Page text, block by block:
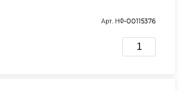
Арт. НФ-00115376